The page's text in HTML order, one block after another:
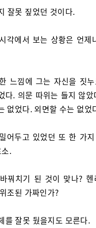
잘못 짚었던 것이다.
각에서 보는 상황은 언제
느낌에 그는 자신을 짓
다. 의문 따위는 들지 않
없었다. 외면할 수는 없었
어두고 있었던 또 한 가
.
꿔치기 된 것이 맞나?
조된 가짜인가?
를 잘못 뒀을지도 모른다.